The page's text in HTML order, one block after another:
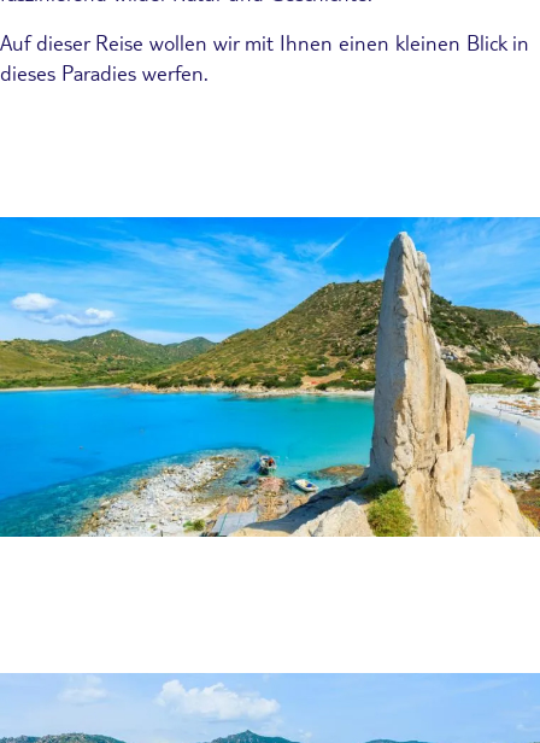
Auf dieser Reise wollen wir mit Ihnen einen kleinen Blick in
dieses Paradies werfen.